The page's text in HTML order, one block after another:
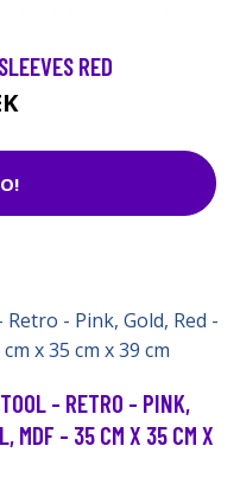
RED
- RETRO - PINK,
MDF - 35 CM X 35 CM X